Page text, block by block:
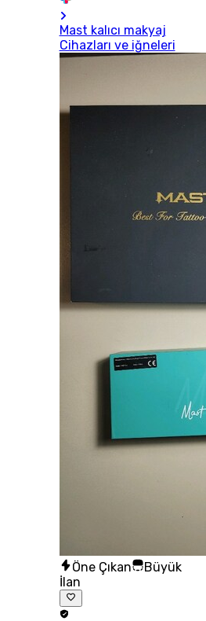
Mast kalıcı makyaj
Cihazları ve iğneleri
Öne Çıkan
Büyük
İlan